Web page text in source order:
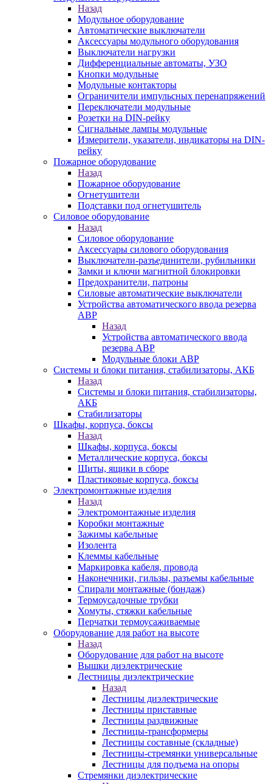
Назад
Модульное оборудование
Автоматические выключатели
Аксессуары модульного оборудования
Выключатели нагрузки
Дифференциальные автоматы, УЗО
Кнопки модульные
Модульные контакторы
Ограничители импульсных перенапряжений
Переключатели модульные
Розетки на DIN-рейку
Сигнальные лампы модульные
Измерители, указатели, индикаторы на DIN-
рейку
Пожарное оборудование
Назад
Пожарное оборудование
Огнетушители
Подставки под огнетушитель
Силовое оборудование
Назад
Силовое оборудование
Аксессуары силового оборудования
Выключатели-разъединители, рубильники
Замки и ключи магнитной блокировки
Предохранители, патроны
Силовые автоматические выключатели
Устройства автоматического ввода резерва
АВР
Назад
Устройства автоматического ввода
резерва АВР
Модульные блоки АВР
Системы и блоки питания, стабилизаторы, АКБ
Назад
Системы и блоки питания, стабилизаторы,
АКБ
Стабилизаторы
Шкафы, корпуса, боксы
Назад
Шкафы, корпуса, боксы
Металлические корпуса, боксы
Щиты, ящики в сборе
Пластиковые корпуса, боксы
Электромонтажные изделия
Назад
Электромонтажные изделия
Коробки монтажные
Зажимы кабельные
Изолента
Клеммы кабельные
Маркировка кабеля, провода
Наконечники, гильзы, разъемы кабельные
Спирали монтажные (бондаж)
Термоусадочные трубки
Хомуты, стяжки кабельные
Перчатки термоусаживаемые
Оборудование для работ на высоте
Назад
Оборудование для работ на высоте
Вышки диэлектрические
Лестницы диэлектрические
Назад
Лестницы диэлектрические
Лестницы приставные
Лестницы раздвижные
Лестницы-трансформеры
Лестницы составные (складные)
Лестницы-стремянки универсальные
Лестницы для подъема на опоры
Стремянки диэлектрические